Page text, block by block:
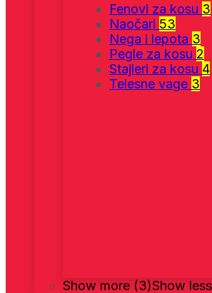
Fenovi za kosu 3
Naočari 53
Nega i lepota 3
Pegle za kosu 2
Stajleri za kosu 4
Telesne vage 3
Show more (3)Show